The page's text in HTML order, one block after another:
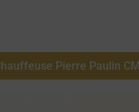
Pierre Paulin